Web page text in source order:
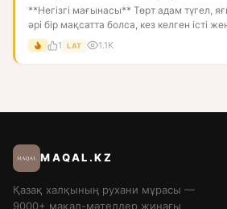
**Негізгі мағынасы** Төрт адам түгел,
әрі бір мақсатта болса, кез келген істі
1 LAT 1.1K
MAQAL.KZ
Қазақ халқының рухани мұрасы —
9000+ мақал-мәтелдер жинағы